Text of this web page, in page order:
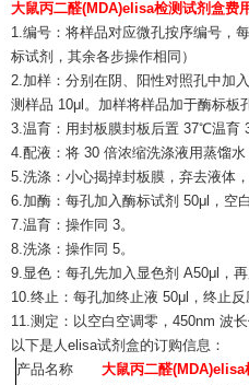
大鼠丙二醛(MDA)elisa检测试剂盒费
1.编号：将样品对应微孔按序编号，
标试剂，其余各步操作相同）
2.加样：分别在阴、阳性对照孔中加
测样品 10μl。加样将样品加于酶标板
3.温育：用封板膜封板后置 37℃温育
4.配液：将 30 倍浓缩洗涤液用蒸馏
5.洗涤：小心揭掉封板膜，弃去液体
6.加酶：每孔加入酶标试剂 50μl，空
7.温育：操作同 3。
8.洗涤：操作同 5。
9.显色：每孔先加入显色剂 A50μl，
10.终止：每孔加终止液 50μl，终止
11.测定：以空白空调零，450nm 波
以下是 人elisa试剂盒的订购信息：
产品名称
大鼠丙二醛(MDA)elisa